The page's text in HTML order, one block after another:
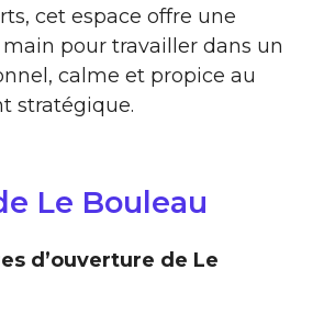
cet espace offre une
pour travailler dans un
calme et propice au
stratégique.
Le Bouleau
d’ouverture de Le